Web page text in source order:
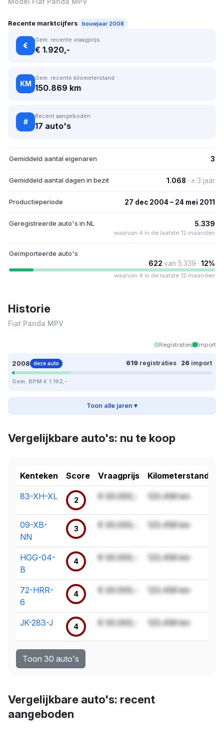
Recente marktcijfers bouwjaar 2008
€
Gem. recente vraagprijs
€ 1.920,-
KM
Gem. recente kilometerstand
150.869 km
#
Recent aangeboden
17 auto's
Gemiddeld aantal eigenaren 3
Gemiddeld aantal dagen in bezit 1.068 · ± 3 jaar
Productieperiode 27 dec 2004 – 24 mei 2011
Geregistreerde auto's in NL 5.339
waarvan 4 in de laatste 12 maanden
Geïmporteerde auto's
622 van 5.339 · 12%
waarvan 4 in de laatste 12 maanden
Historie
Fiat Panda MPV
Registraties Import
2008 deze auto 619 registraties · 26 import
Gem. BPM € 1.192,-
Toon alle jaren ▾
Vergelijkbare auto's: nu te koop
Kenteken Score Vraagprijs Kilometerstand
83-XH-XL 2 € 00.000,- 123.456 km
09-XB-
NN
3 € 00.000,- 123.456 km
HGG-04-
B
4 € 00.000,- 123.456 km
72-HRR-
6
4 € 00.000,- 123.456 km
JK-283-J 4 € 00.000,- 123.456 km
Toon 30 auto's
Vergelijkbare auto's: recent
aangeboden